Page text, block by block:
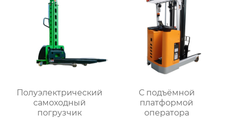
Полуэлектрический
самоходный
погрузчик
С подъёмной
платформой
оператора